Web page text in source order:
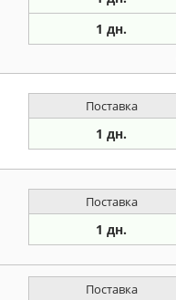
1 дн.
Поставка
1 дн.
Поставка
1 дн.
Поставка